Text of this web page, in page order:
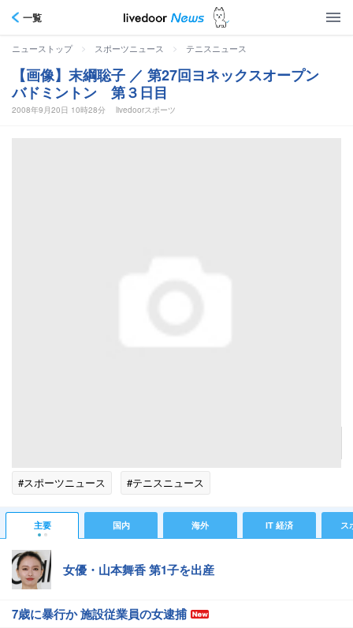
一覧
ニューストップ > スポーツニュース > テニスニュース
【画像】末綱聡子 ／ 第27回ヨネックスオープン
バドミントン 第３日目
2008年9月20日 10時28分 livedoorスポーツ
#スポーツニュース #テニスニュース
主要 国内 海外 IT 経済 ス
女優・山本舞香 第1子を出産
7歳に暴行か 施設従業員の女逮捕